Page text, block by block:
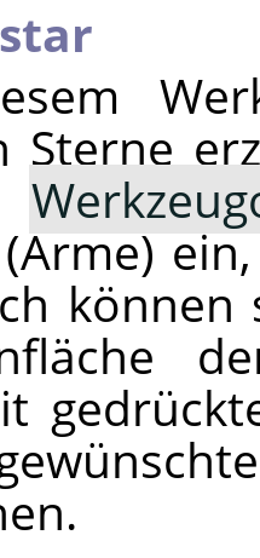
Sterne
(Arme)